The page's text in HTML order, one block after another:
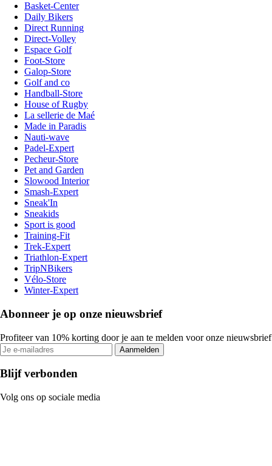
Basket-Center
Daily Bikers
Direct Running
Direct-Volley
Espace Golf
Foot-Store
Galop-Store
Golf and co
Handball-Store
House of Rugby
La sellerie de Maé
Made in Paradis
Nauti-wave
Padel-Expert
Pecheur-Store
Pet and Garden
Slowood Interior
Smash-Expert
Sneak'In
Sneakids
Sport is good
Training-Fit
Trek-Expert
Triathlon-Expert
TripNBikers
Vélo-Store
Winter-Expert
Abonneer je op onze nieuwsbrief
Profiteer van 10% korting door je aan te melden voor onze nieuwsbrief
Aanmelden
Blijf verbonden
Volg ons op sociale media